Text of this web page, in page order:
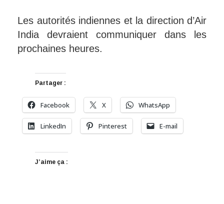
Les autorités indiennes et la direction d’Air
India devraient communiquer dans les
prochaines heures.
Partager :
Facebook X WhatsApp
LinkedIn Pinterest E-mail
J’aime ça :